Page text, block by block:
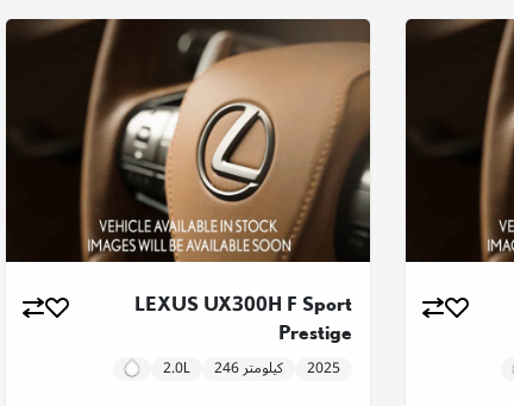
LEXUS UX300H F Sport
Prestige
2025 246 كيلومتر 2.0L